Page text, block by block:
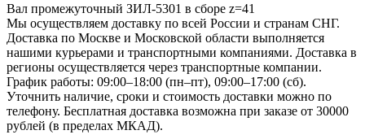
Вал промежуточный ЗИЛ-5301 в сборе z=41
Мы осуществляем доставку по всей России и странам СНГ.
Доставка по Москве и Московской области выполняется
нашими курьерами и транспортными компаниями. Доставка в
регионы осуществляется через транспортные компании.
График работы: 09:00–18:00 (пн–пт), 09:00–17:00 (сб).
Уточнить наличие, сроки и стоимость доставки можно по
телефону. Бесплатная доставка возможна при заказе от 30000
рублей (в пределах МКАД).